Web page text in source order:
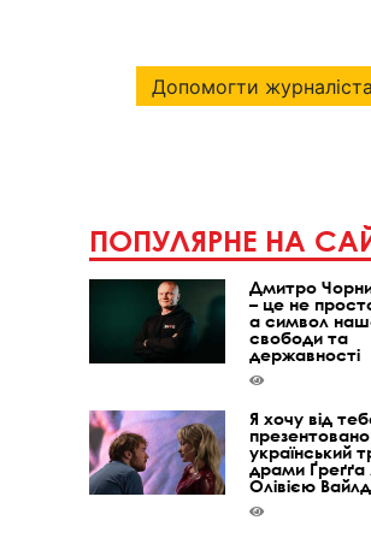
Допомогти
ПОПУЛЯРНЕ НА
Дмитро
– це не
а символ
свободи та
державності
Я хочу від
презентовано
український
драми Ґреґґа
Олівією Вайлд